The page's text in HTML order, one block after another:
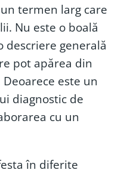
termen larg care
Nu este o boală
descriere generală
pot apărea din
este un
diagnostic de
cu un
în diferite